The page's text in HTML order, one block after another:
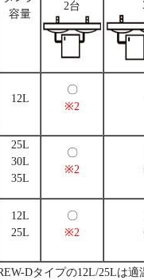
容量
2台
12L
〇
※2
25L
30L
35L
〇
※2
12L
25L
〇
※2
Dタイプの12L/25Lは